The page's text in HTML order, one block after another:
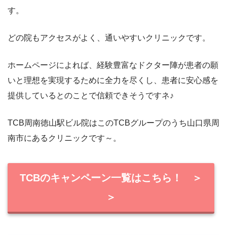
す。
どの院もアクセスがよく、通いやすいクリニックです。
ホームページによれば、経験豊富なドクター陣が患者の願
いと理想を実現するために全力を尽くし、患者に安心感を
提供しているとのことで信頼できそうですネ♪
TCB周南徳山駅ビル院はこのTCBグループのうち山口県周
南市にあるクリニックです～。
TCBのキャンペーン一覧はこちら！ ＞
＞